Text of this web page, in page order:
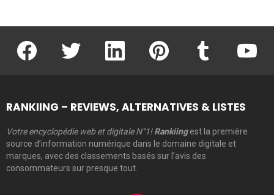
facebook twitter linkedin pinterest
RANKIING – REVIEWS, ALTERNATIVES & LISTES
Votre encyclopédie web et digitale N°1! Rankiingest la première
source d’information numérique dans le domaine digitale et
marques, avec des classements basés sur l’avis des
consommateurs sur presque tout.